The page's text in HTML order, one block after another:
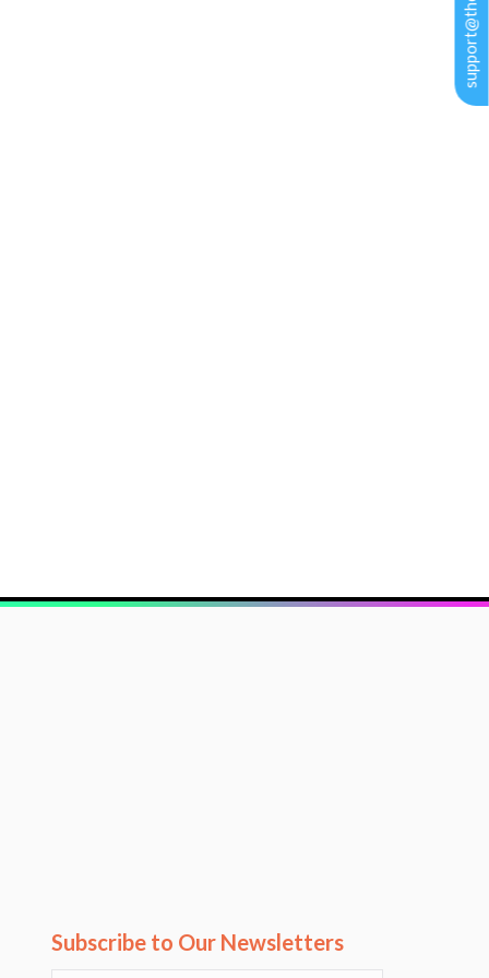
Subscribe to Our Newsletters